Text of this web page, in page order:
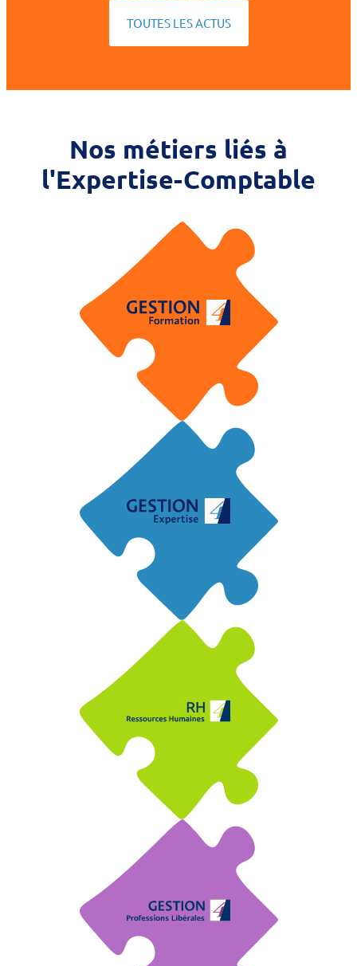
TOUTES LES ACTUS
Nos métiers liés à
l'Expertise-Comptable
Évolution
Actualisation
Accompagnement
Conseil
Conformité
Gestion de la paie
Optimisation
Assistance